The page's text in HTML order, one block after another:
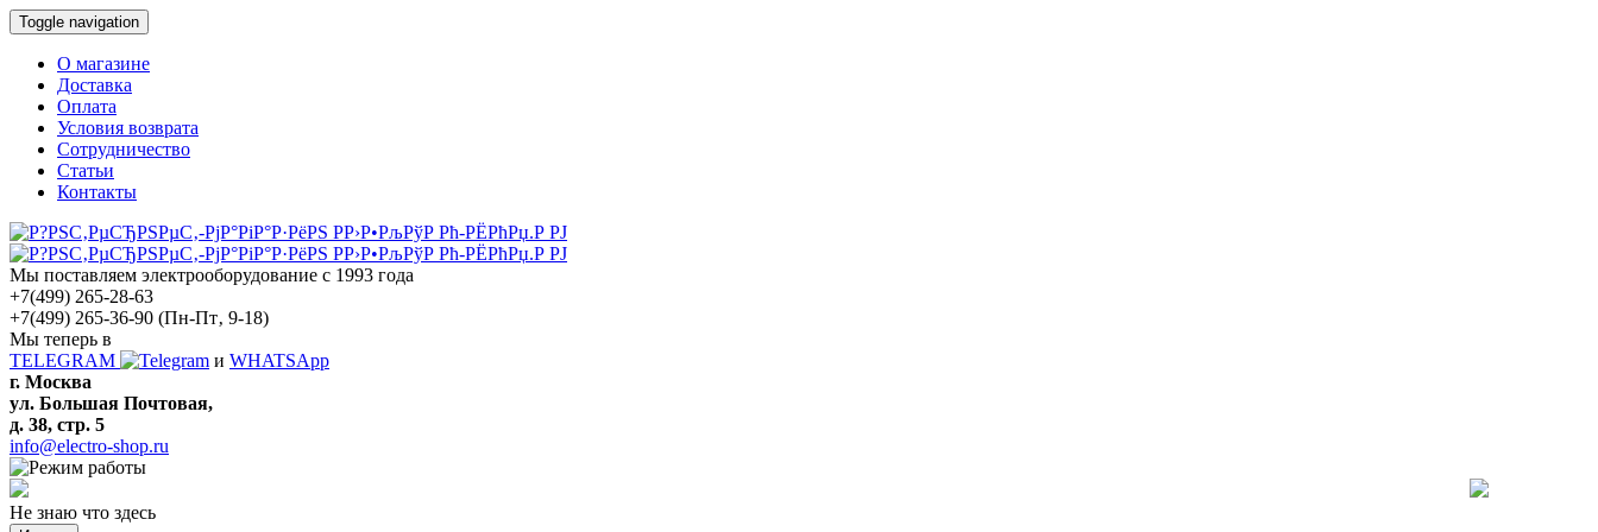
Toggle navigation
О магазине
Доставка
Оплата
Условия возврата
Сотрудничество
Статьи
Контакты
Мы поставляем электрооборудование с 1993 года
+7(499) 265-28-63
+7(499) 265-36-90 (Пн-Пт‚ 9-18)
Мы теперь в
TELEGRAM
и WHATSApp
г. Москва
ул. Большая Почтовая,
д. 38, стр. 5
info@electro-shop.ru
Не знаю что здесь